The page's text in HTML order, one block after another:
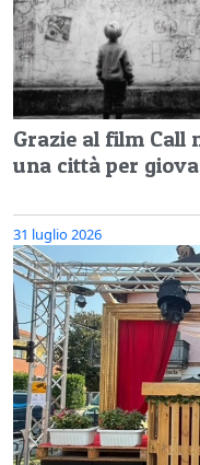
Grazie al film Call
una città per
31 luglio 2026